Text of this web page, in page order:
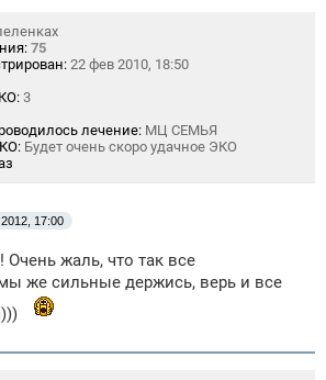
75
22 фев 2010, 18:50
3
лечение: МЦ СЕМЬЯ
Будет очень скоро удачное ЭКО
17:00
Очень жаль, что так все
же сильные держись, верь и все